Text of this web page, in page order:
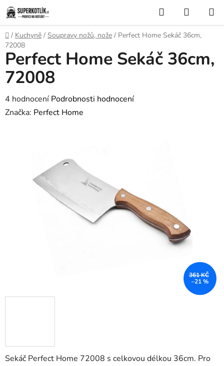
Přejít
na
obsah
Hledat
KOŠÍK
Domů
/ Kuchyně / Soupravy nožů, nože / Perfect Home Sekáč 36cm,
72008
Sekáč Perfect Home 72008 s celkovou délkou 36cm. Pro
Perfect Home Sekáč 36cm,
72008
Průměrné
hodnocení
4 hodnocení Podrobnosti hodnocení
Značka: Perfect Home
361 KČ
–21 %